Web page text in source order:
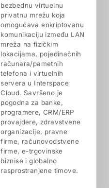
bezbednu virtuelnu
privatnu mrežu koja
omogućava enkriptovanu
komunikaciju između LAN
mreža na fizičkim
lokacijama, pojedinačnih
računara/pametnih
telefona i virtuelnih
servera u Interspace
Cloud. Savršeno je
pogodna za banke,
programere, CRM/ERP
provajdere, zdravstvene
organizacije, pravne
firme, računovodstvene
firme, e-trgovinske
biznise i globalno
rasprostranjene timove.